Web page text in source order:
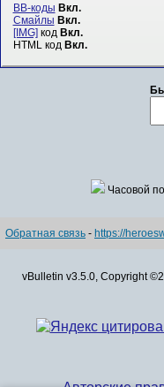
BB-коды Вкл.
Смайлы Вкл.
[IMG]код Вкл.
HTML код Вкл.
Часовой
Обратная связь - https://
vBulletin v3.5.0, Copyright